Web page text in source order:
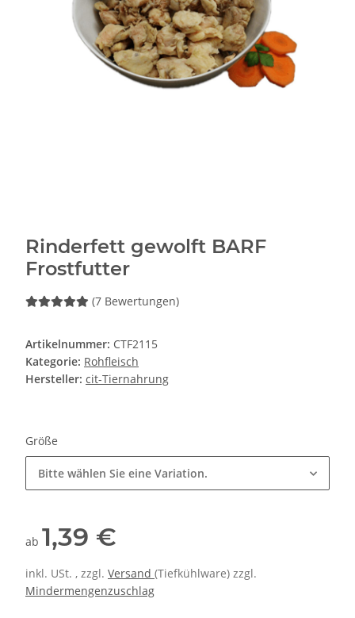
Rinderfett gewolft BARF
Frostfutter
(7 Bewertungen)
Artikelnummer: CTF2115
Kategorie: Rohfleisch
Hersteller: cit-Tiernahrung
Größe
Bitte wählen Sie eine Variation.
ab 1,39 €
inkl. USt. , zzgl. Versand (Tiefkühlware) zzgl.
Mindermengenzuschlag